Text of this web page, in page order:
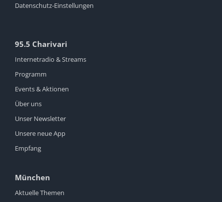
Datenschutz-Einstellungen
95.5 Charivari
Internetradio & Streams
Programm
Events & Aktionen
Über uns
Unser Newsletter
Unsere neue App
Empfang
München
Aktuelle Themen